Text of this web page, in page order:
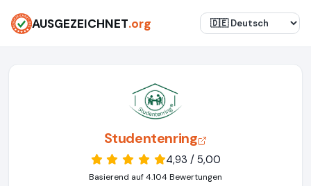
AUSGEZEICHNET.org
Studentenring
4,93 / 5,00
Basierend auf 4.104 Bewertungen